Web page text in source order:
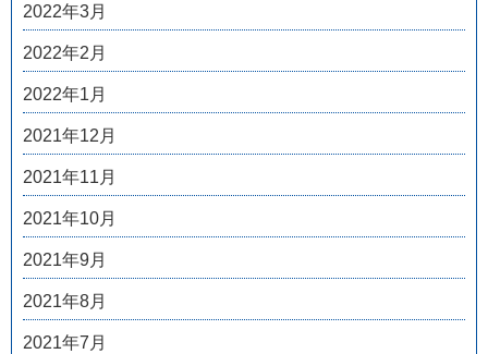
2022年3月
2022年2月
2022年1月
2021年12月
2021年11月
2021年10月
2021年9月
2021年8月
2021年7月